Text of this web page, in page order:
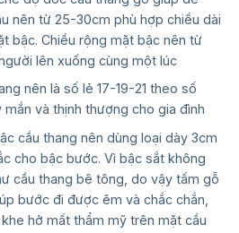
nên từ 25-30cm phù hợp chiều dài
bậc. Chiều rộng mặt bậc nên từ
lên xuống cùng một lúc
nên là số lẻ 17-19-21 theo số
và thịnh thượng cho gia đình
cầu thang nên dùng loại dày 3cm
cho bậc bước. Vì bậc sắt không
cầu thang bê tông, do vậy tấm gỗ
bước đi được êm và chắc chắn,
hở mất thẩm mỹ trên mặt cầu